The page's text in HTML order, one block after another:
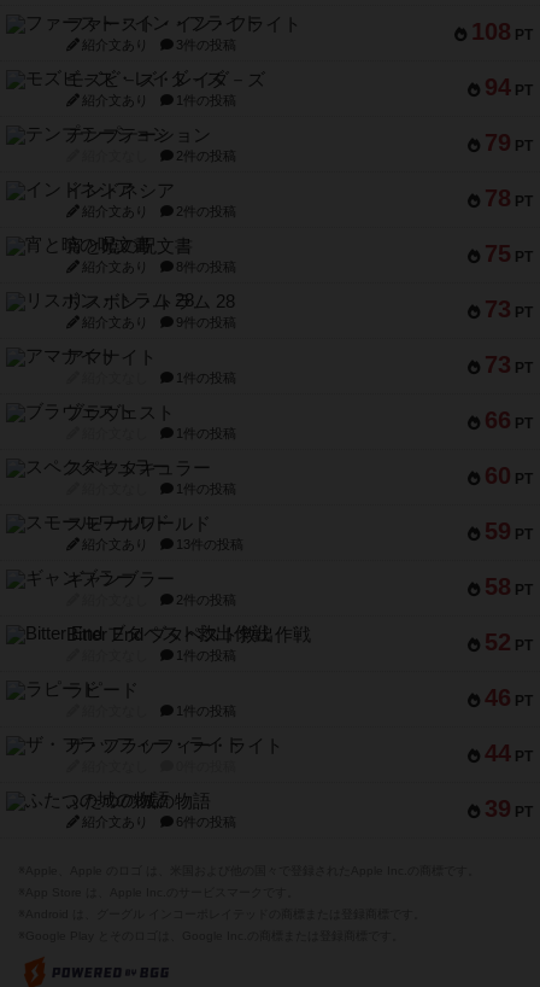
108 PT
ファースト・イン・フライト
紹介文あり 3件の投稿
94 PT
モズビ－ズ・レイダ－ズ
紹介文あり 1件の投稿
79 PT
テンプテーション
2件の投稿
78 PT
インドネシア
紹介文あり 2件の投稿
75 PT
宵と暁の呪文書
紹介文あり 8件の投稿
73 PT
リスボン・トラム 28
紹介文あり 9件の投稿
73 PT
アマナイト
1件の投稿
66 PT
ブラヴェスト
1件の投稿
60 PT
スペクタキュラー
1件の投稿
59 PT
スモールワールド
紹介文あり 13件の投稿
58 PT
ギャンブラー
2件の投稿
52 PT
Bitter End ブタペスト救出作戦
1件の投稿
46 PT
ラピード
1件の投稿
44 PT
ザ・フラッフィー・ライト
39 PT
ふたつの城の物語
紹介文あり 6件の投稿